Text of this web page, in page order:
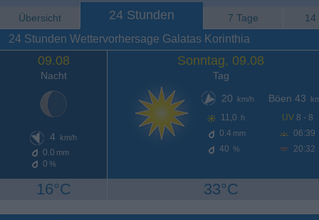
Übersicht 24 Stunden 7 Tage 14
24 Stunden Wettervorhersage Galatas Korinthia
09.08
Nacht
4 km/h
0.0 mm
0 %
16°C
Sonntag, 09.08
Tag
20
km/h
11,0 h
0.4 mm
40 %
Böen 43
UV 8 - 8
06:39
20:32
33°C